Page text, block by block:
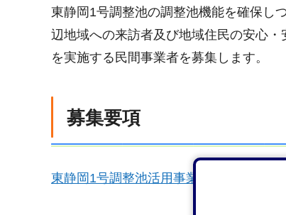
東静岡1号調整池の調整池機能を確保し
辺地域への来訪者及び地域住民の安心
を実施する民間事業者を募集します。
募集要項
東静岡1号調整池活用事業民間事業者募